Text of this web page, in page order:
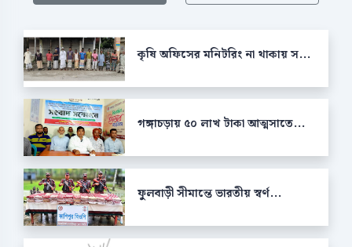
কৃষি অফিসের মনিটরিং না থাকায় স...
গঙ্গাচড়ায় ৫০ লাখ টাকা আত্মসাতে...
ফুলবাড়ী সীমান্তে ভারতীয় স্বর্ণ...